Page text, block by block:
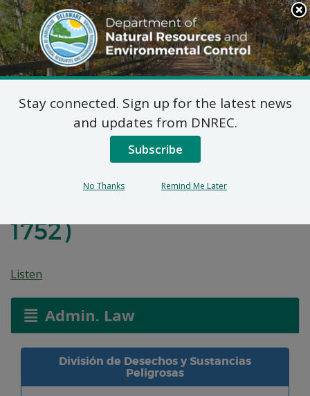
Search
This
Site
DNREC Menu
Plan de Acción
Correctivo Propuesto
para el Sitio de 701
1752)
Listen
Admin. Law
División de Desechos y Sustancias
Peligrosas
Stay connected. Sign up for the latest news
and updates from DNREC.
Subscribe
No Thanks Remind Me Later